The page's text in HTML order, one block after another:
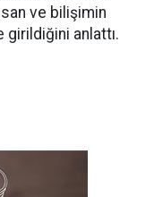
ve bilişimin
girildiğini anlattı.